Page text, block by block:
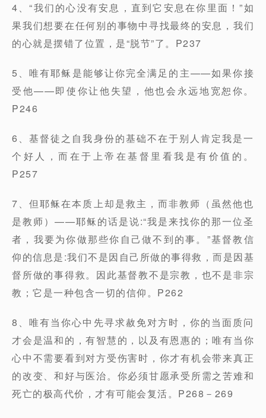
4、“我们的心没有安息，直到它安息在你里面！”如
果我们想要在任何别的事物中寻找最终的安息，我们
的心就是摆错了位置，是“脱节”了。P237
5、唯有耶稣是能够让你完全满足的主——如果你接
受他——即使你让他失望，他也会永远地宽恕你。
P246
6、基督徒之自我身份的基础不在于别人肯定我是一
个好人，而在于上帝在基督里看我是有价值的。
P257
7、但耶稣在本质上却是救主，而非教师（虽然他也
是教师）——耶稣的话是说:“我是来找你的那一位圣
者，我要为你做那些你自己做不到的事。”基督教信
仰的信息是:我们不是因自己所做的事得救，而是因基
督所做的事得救。因此基督教不是宗教，也不是非宗
教；它是一种包含一切的信仰。P262
8、唯有当你心中先寻求赦免对方时，你的当面质问
才会是温和的，有智慧的，以及有恩惠的；唯有当你
心中不需要看到对方受伤害时，你才有机会带来真正
的改变、和好与医治。你必须甘愿承受所需之苦难和
死亡的极高代价，才有可能会复活。P268－269